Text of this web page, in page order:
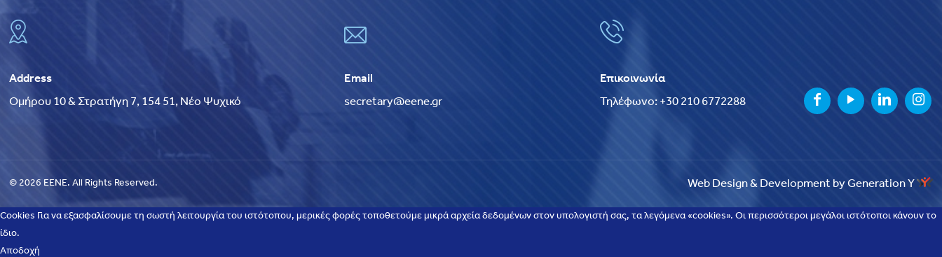
Address
Ομήρου 10 & Στρατήγη 7, 154 51, Νέο Ψυχικό
Email
secretary@eene.gr
Επικοινωνία
Τηλέφωνο: +30 210 6772288
© 2026 EENE. All Rights Reserved. Web Design & Development by Generation Y
Cookies Για να εξασφαλίσουμε τη σωστή λειτουργία του ιστότοπου, μερικές φορές τοποθετούμε μικρά αρχεία δεδομένων στον υπολογιστή σας, τα λεγόμενα «cookies». Οι περισσότεροι μεγάλοι ιστότοποι κάνουν το
ίδιο.
Αποδοχή